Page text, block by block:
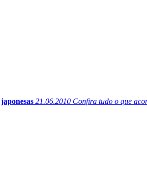
21.06.2010 Confira tudo o que